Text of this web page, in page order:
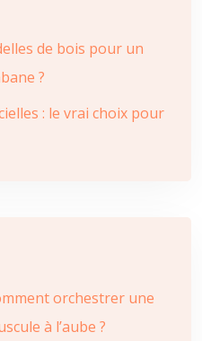
de bois pour un
?
: le vrai choix pour
orchestrer une
à l’aube ?